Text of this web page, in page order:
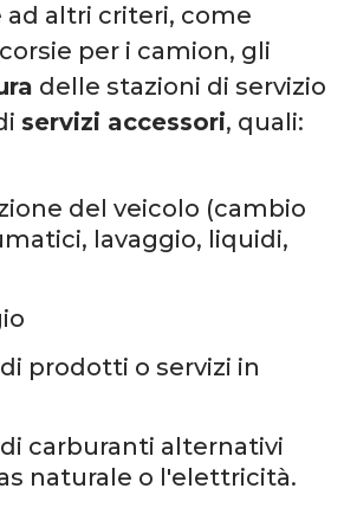
ad altri criteri, come
per i camion, gli
delle stazioni di servizio
servizi accessori, quali:
del veicolo (cambio
lavaggio, liquidi,
prodotti o servizi in
carburanti alternativi
naturale o l'elettricità.